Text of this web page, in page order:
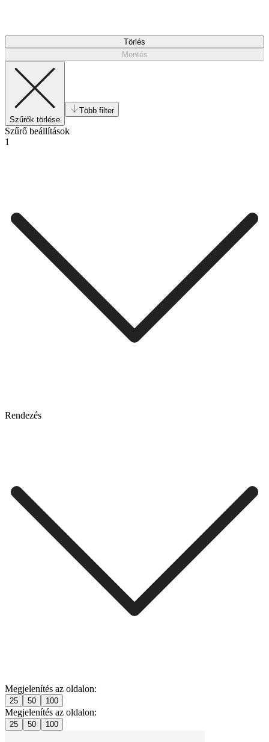
Törlés
Mentés
Szűrők törlése
Több filter
Szűrő beállítások
1
Rendezés
Megjelenítés az oldalon:
25 50 100
Megjelenítés az oldalon:
25 50 100